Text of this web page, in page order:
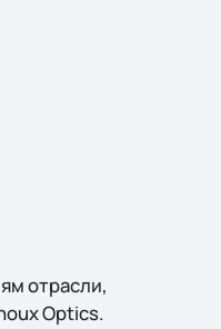
отрасли,
Optics.